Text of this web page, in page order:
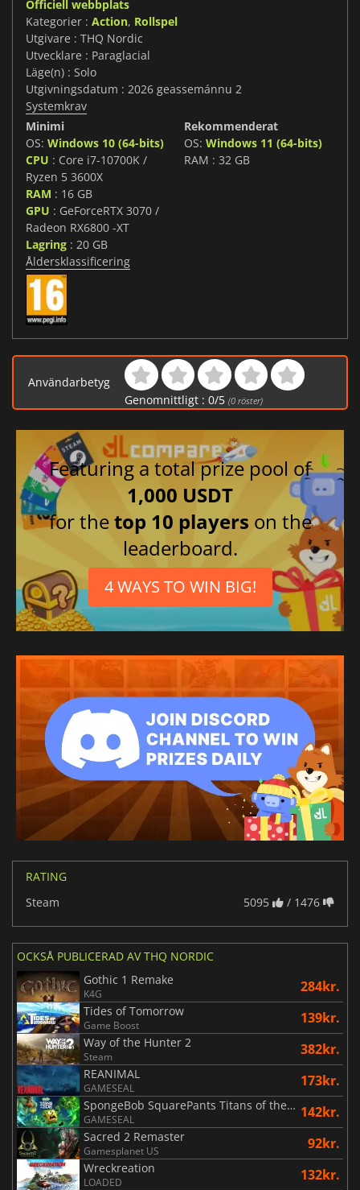
Officiell webbplats
Kategorier : Action, Rollspel
Utgivare : THQ Nordic
Utvecklare : Paraglacial
Läge(n) : Solo
Utgivningsdatum : 2026 geassemánnu 2
Systemkrav
Minimi
OS: Windows 10 (64-bits)
CPU : Core i7-10700K /
Ryzen 5 3600X
RAM : 16 GB
GPU : GeForceRTX 3070 /
Radeon RX6800 -XT
Lagring : 20 GB
Rekommenderat
OS: Windows 11 (64-bits)
RAM : 32 GB
Åldersklassificering
Användarbetyg
Genomnittligt : 0/5 (0röster)
Featuring a total prize pool of
1,000 USDT
for thetop 10 players on the
leaderboard.
4 WAYS TO WIN BIG!
RATING
Steam
5095 / 1476
OCKSÅ PUBLICERAD AV THQ NORDIC
Gothic 1 Remake
K4G 284kr.
Tides of Tomorrow
Game Boost 139kr.
Way of the Hunter 2
Steam 382kr.
REANIMAL
GAMESEAL 173kr.
SpongeBob SquarePants Titans of the Tide
GAMESEAL 142kr.
Sacred 2 Remaster
Gamesplanet US 92kr.
Wreckreation
LOADED 132kr.